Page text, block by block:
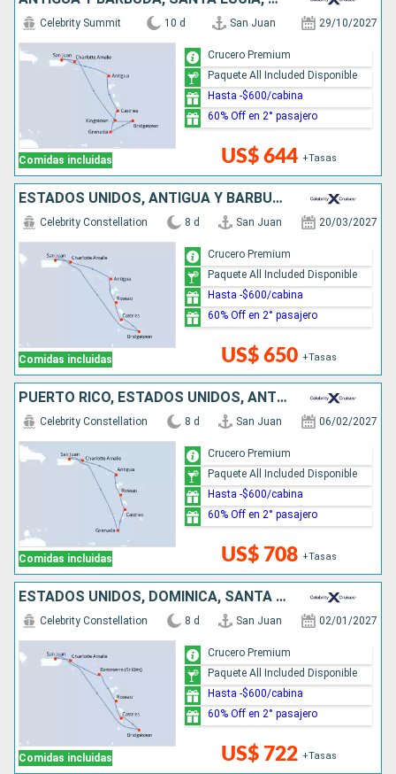
Comidas incluidas
Celebrity Summit 10 d San Juan 29/10/2027
US$ 644 +Tasas
Crucero Premium
Paquete All Included Disponible
Hasta -$600/cabina
60% Off en 2° pasajero
ESTADOS UNIDOS, ANTIGUA Y BARBUDA, DOMINICA, SANTA LUCIA, BARBADOS, PUERTO RICO
Comidas incluidas
Celebrity Constellation 8 d San Juan 20/03/2027
US$ 650 +Tasas
Crucero Premium
Paquete All Included Disponible
Hasta -$600/cabina
60% Off en 2° pasajero
PUERTO RICO, ESTADOS UNIDOS, ANTIGUA Y BARBUDA, DOMINICA, SANTA LUCIA, GRENADA
Comidas incluidas
Celebrity Constellation 8 d San Juan 06/02/2027
US$ 708 +Tasas
Crucero Premium
Paquete All Included Disponible
Hasta -$600/cabina
60% Off en 2° pasajero
ESTADOS UNIDOS, DOMINICA, SANTA LUCIA, BARBADOS, PUERTO RICO
Comidas incluidas
Celebrity Constellation 8 d San Juan 02/01/2027
US$ 722 +Tasas
Crucero Premium
Paquete All Included Disponible
Hasta -$600/cabina
60% Off en 2° pasajero